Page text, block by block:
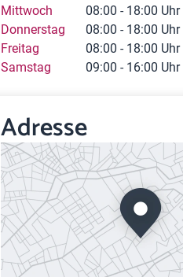
Mittwoch
08:00 - 18:00 Uhr
Donnerstag
08:00 - 18:00 Uhr
Freitag
08:00 - 18:00 Uhr
Samstag
09:00 - 16:00 Uhr
Adresse